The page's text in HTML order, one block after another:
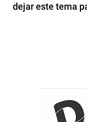
dejar este tema